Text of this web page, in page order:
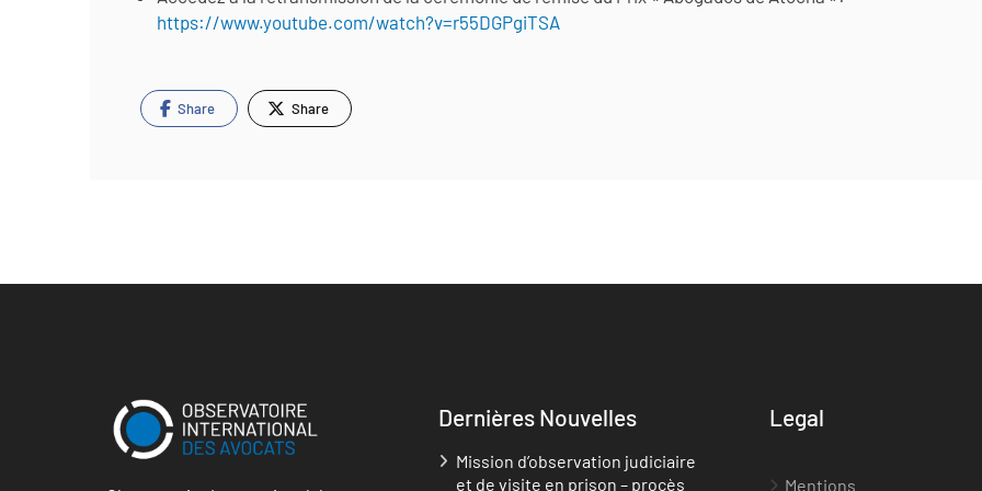
https://www.youtube.com/watch?v=r55DGPgiTSA
Share Share
Dernières Nouvelles
Mission d’observation judiciaire
et de visite en prison – procès
Legal
Mentions